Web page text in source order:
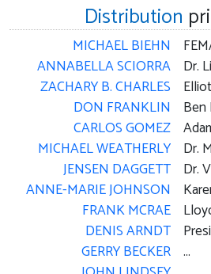
Distribution
MICHAEL BIEHN
ANNABELLA SCIORRA
ZACHARY B. CHARLES
DON FRANKLIN
CARLOS GOMEZ
MICHAEL WEATHERLY
JENSEN DAGGETT
ANNE-MARIE JOHNSON
FRANK MCRAE
DENIS ARNDT
GERRY BECKER
Dr.
Dr.
Dr.
...